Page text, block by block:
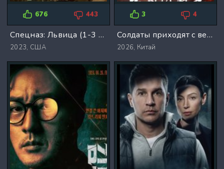
676 443
Спецназ: Львица (1-3 Сезон)
2023, США
3 4
Солдаты приходят с ветром (2026)
2026, Китай